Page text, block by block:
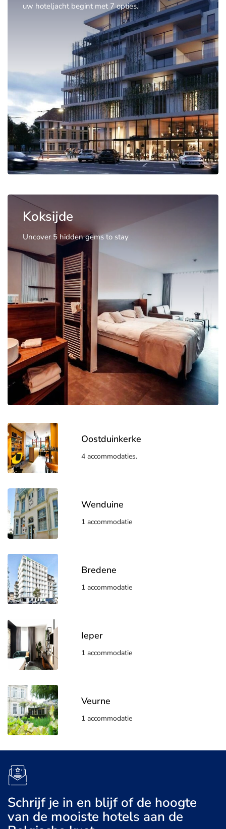
uw hoteljacht begint met 7 opties.
Koksijde
Uncover 5 hidden gems to stay
Oostduinkerke
4 accommodaties.
Wenduine
1 accommodatie
Bredene
1 accommodatie
Ieper
1 accommodatie
Veurne
1 accommodatie
Schrijf je in en blijf of de hoogte
van de mooiste hotels aan de